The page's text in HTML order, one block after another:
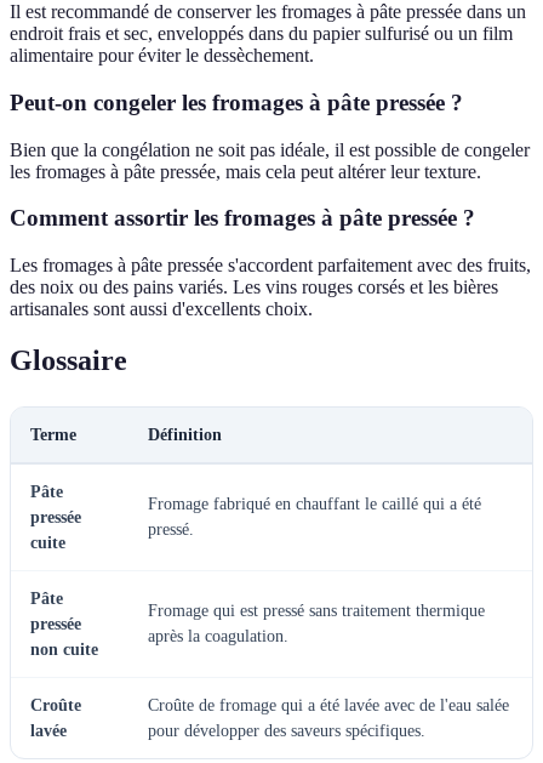
Il est recommandé de conserver les fromages à pâte pressée dans un
endroit frais et sec, enveloppés dans du papier sulfurisé ou un film
alimentaire pour éviter le dessèchement.
Peut-on congeler les fromages à pâte pressée ?
Bien que la congélation ne soit pas idéale, il est possible de congeler
les fromages à pâte pressée, mais cela peut altérer leur texture.
Comment assortir les fromages à pâte pressée ?
Les fromages à pâte pressée s'accordent parfaitement avec des fruits,
des noix ou des pains variés. Les vins rouges corsés et les bières
artisanales sont aussi d'excellents choix.
Glossaire
Terme Définition
Pâte
pressée
cuite
Fromage fabriqué en chauffant le caillé qui a été
pressé.
Pâte
pressée
non cuite
Fromage qui est pressé sans traitement thermique
après la coagulation.
Croûte
lavée
Croûte de fromage qui a été lavée avec de l'eau salée
pour développer des saveurs spécifiques.